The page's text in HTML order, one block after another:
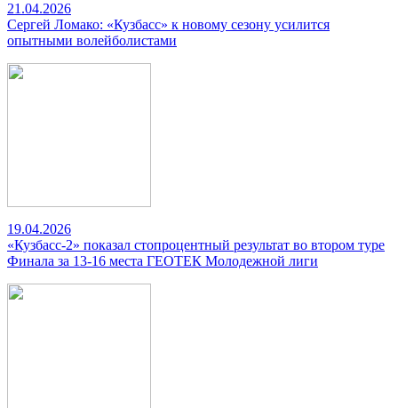
21.04.2026
Сергей Ломако: «Кузбасс» к новому сезону усилится
опытными волейболистами
19.04.2026
«Кузбасс-2» показал стопроцентный результат во втором туре
Финала за 13-16 места ГЕОТЕК Молодежной лиги